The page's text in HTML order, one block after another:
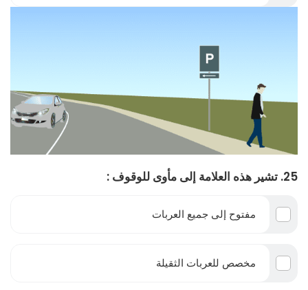
25. تشير هذه العلامة إلى مأوى للوقوف :
مفتوح إلى جميع العربات
مخصص للعربات الثقيلة